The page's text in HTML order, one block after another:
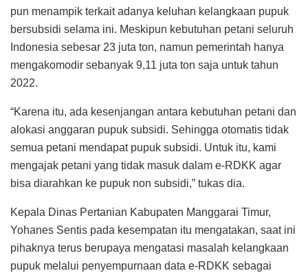
pun menampik terkait adanya keluhan kelangkaan pupuk
bersubsidi selama ini. Meskipun kebutuhan petani seluruh
Indonesia sebesar 23 juta ton, namun pemerintah hanya
mengakomodir sebanyak 9,11 juta ton saja untuk tahun
2022.
“Karena itu, ada kesenjangan antara kebutuhan petani dan
alokasi anggaran pupuk subsidi. Sehingga otomatis tidak
semua petani mendapat pupuk subsidi. Untuk itu, kami
mengajak petani yang tidak masuk dalam e-RDKK agar
bisa diarahkan ke pupuk non subsidi,” tukas dia.
Kepala Dinas Pertanian Kabupaten Manggarai Timur,
Yohanes Sentis pada kesempatan itu mengatakan, saat ini
pihaknya terus berupaya mengatasi masalah kelangkaan
pupuk melalui penyempurnaan data e-RDKK sebagai